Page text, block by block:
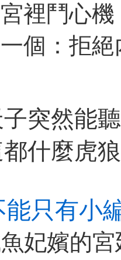
裡鬥心
個：拒
突然能
什麼虎
只有小
妃嬪的